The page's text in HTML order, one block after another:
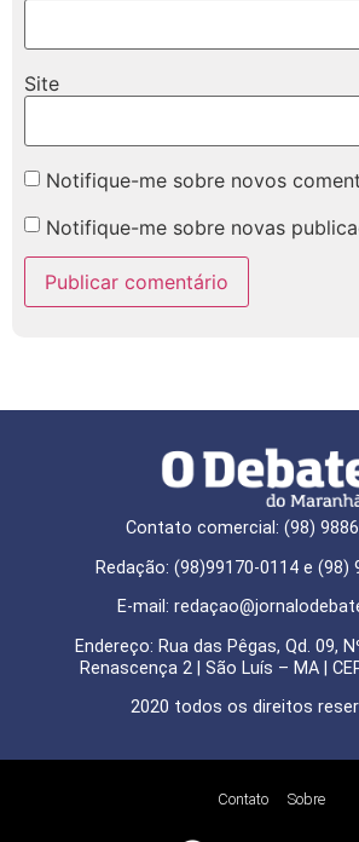
Site
Notifique-me sobre novos
Notifique-me sobre novas
Contato comercial: (98)
Redação: (98)99170-0114 e (98)
E-mail:
Endereço: Rua das Pêgas, Qd. 09,
Renascença 2 | São Luís – MA |
2020 todos os direitos
Contato Sobre